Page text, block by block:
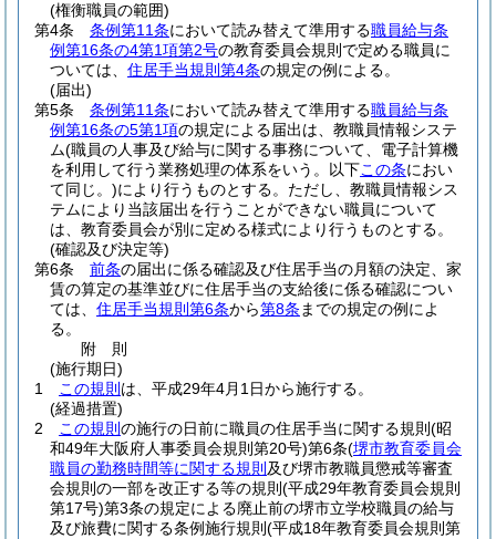
(権衡職員の範囲)
第4条
条例第11条において読み替えて準用する職員給与条
例第16条の4第1項第2号の教育委員会規則で定める職員に
ついては、 住居手当規則第4条の規定の例による。
(届出)
第5条
条例第11条において読み替えて準用する職員給与条
例第16条の5第1項の規定による届出は、教職員情報システ
ム(職員の人事及び給与に関する事務について、電子計算機
を利用して行う業務処理の体系をいう。以下この条におい
て同じ。)により行うものとする。 ただし、教職員情報シス
テムにより当該届出を行うことができない職員について
は、教育委員会が別に定める様式により行うものとする。
(確認及び決定等)
第6条
前条の届出に係る確認及び住居手当の月額の決定、家
賃の算定の基準並びに住居手当の支給後に係る確認につい
ては、 住居手当規則第6条から第8条 までの規定の例によ
る。
附 則
(施行期日)
1
この規則 は、平成29年4月1日から施行する。
(経過措置)
2
この規則 の施行の日前に職員の住居手当に関する規則 (昭
和49年大阪府人事委員会規則第20号)第6条(堺市教育委員会
職員の勤務時間等に関する規則 及び堺市教職員懲戒等審査
会規則の一部を改正する等の規則 (平成29年教育委員会規則
第17号)第3条の規定による廃止前の堺市立学校職員の給与
及び旅費に関する条例施行規則 (平成18年教育委員会規則第